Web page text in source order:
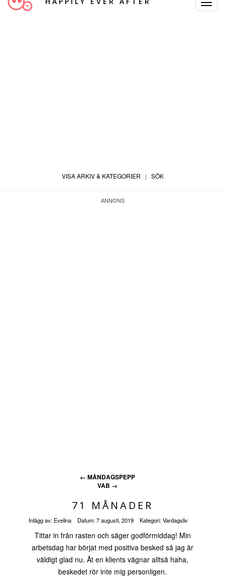
Toggle
VISA ARKIV & KATEGORIER | SÖK
← MÅNDAGSPEPP
VAB →
71 MÅNADER
Inlägg av: Evelina Datum:7 augusti, 2019 Kategori:Vardagsliv
Tittar in från rasten och säger godförmiddag! Min
arbetsdag har börjat med positiva besked så jag är
väldigt glad nu. Åt en klients vägnar alltså haha,
beskedet rör inte mig personligen.